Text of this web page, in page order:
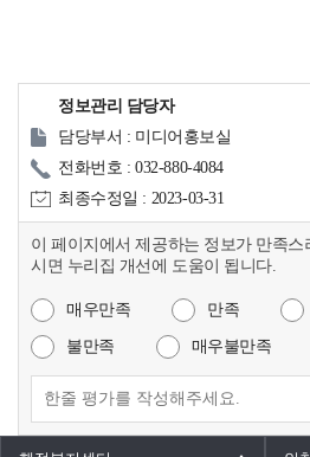
정보관리 담당자
담당부서 : 미디어홍보실
전화번호 : 032-880-4084
최종수정일 : 2023-03-31
이 페이지에서 제공하는 정보가 만족
시면 누리집 개선에 도움이 됩니다.
매우만족 만족
불만족 매우불만족